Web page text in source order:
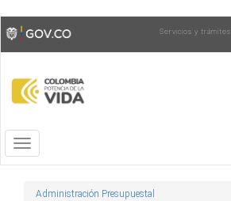
Pasar
al
contenido
Toggle
high
contrast
Servicios y trámites
Toggle
navigation
Administración Presupuestal